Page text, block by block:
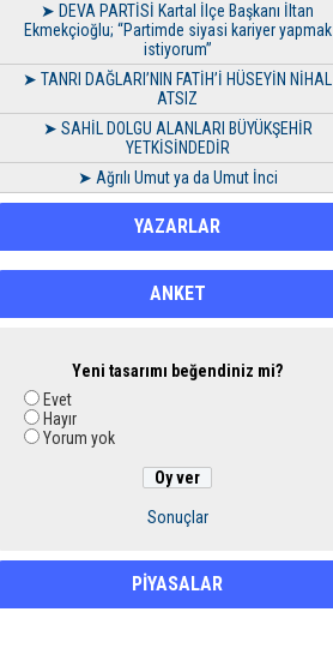
➤ DEVA PARTİSİ Kartal İlçe Başkanı İltan
Ekmekçioğlu; “Partimde siyasi kariyer yapmak
istiyorum”
➤ TANRI DAĞLARI’NIN FATİH’İ HÜSEYİN NİHAL
ATSIZ
➤ SAHİL DOLGU ALANLARI BÜYÜKŞEHİR
YETKİSİNDEDİR
➤ Ağrılı Umut ya da Umut İnci
YAZARLAR
ANKET
Yeni tasarımı beğendiniz mi?
Evet
Hayır
Yorum yok
Sonuçlar
PİYASALAR